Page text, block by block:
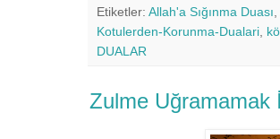
Etiketler: Allah'a Sığınma Duası,
Kotulerden-Korunma-Dualari,
DUALAR
Zulme Uğramamak